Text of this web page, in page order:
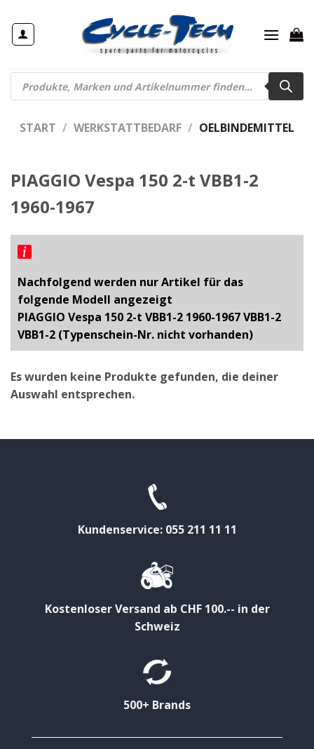
Inhalt
springen
Products
search
START / WERKSTATTBEDARF / OELBINDEMITTEL
PIAGGIO Vespa 150 2-t VBB1-2
1960-1967
Nachfolgend werden nur Artikel für das
folgende Modell angezeigt
PIAGGIO Vespa 150 2-t VBB1-2 1960-1967 VBB1-2
VBB1-2 (Typenschein-Nr. nicht vorhanden)
Es wurden keine Produkte gefunden, die deiner
Auswahl entsprechen.
Kundenservice: 055 211 11 11
Kostenloser Versand ab CHF 100.-- in der
Schweiz
500+ Brands